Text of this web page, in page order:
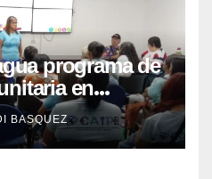
programa de
en
con
BASQUEZ